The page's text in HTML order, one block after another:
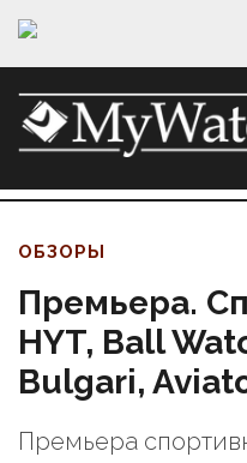
ОБЗОРЫ
Премьера.
HYT, Ball
Bulgari,
Премьера